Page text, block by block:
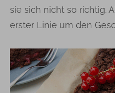
sie sich nicht so richtig.
erster Linie um den